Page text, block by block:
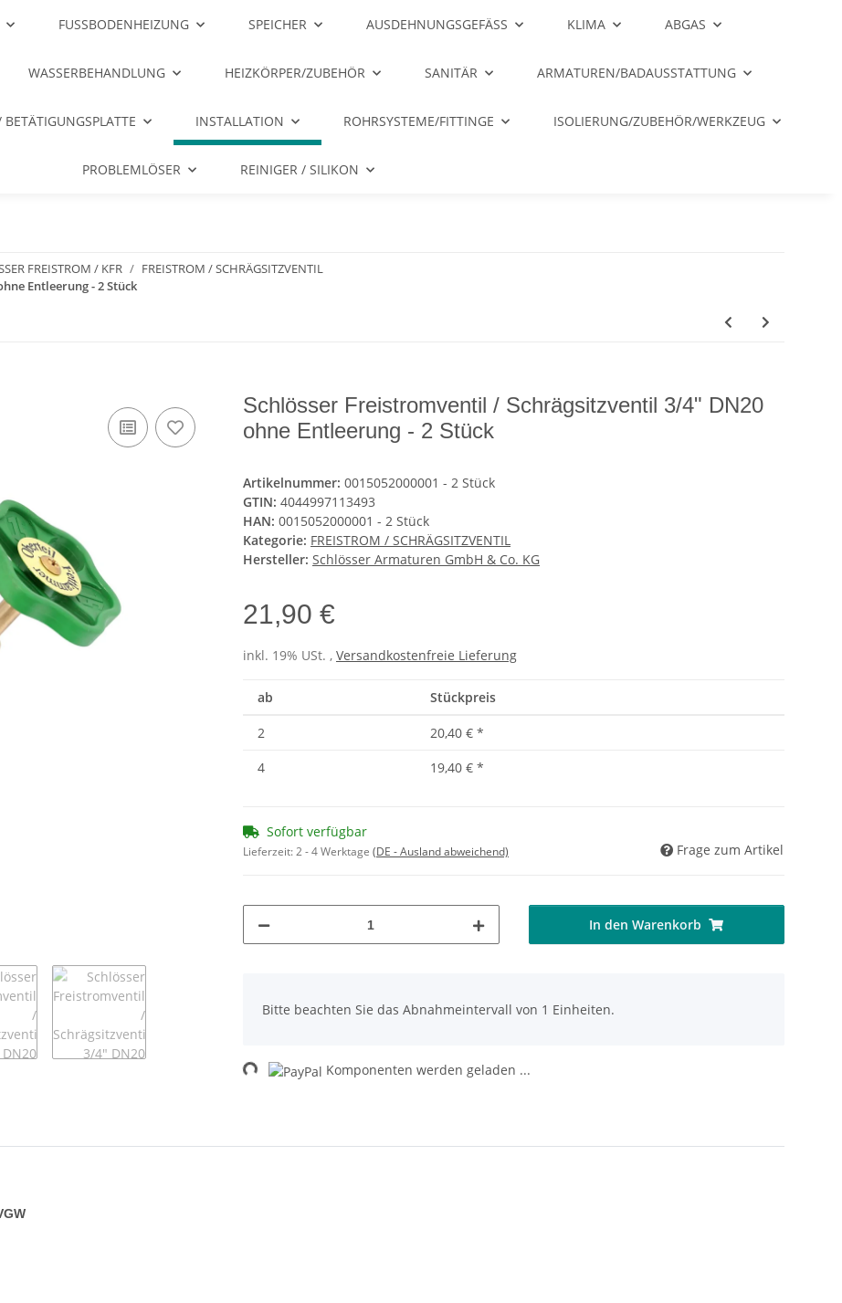
FUSSBODENHEIZUNG SPEICHER AUSDEHNUNGSGEFÄSS KLIMA ABGAS
WASSERBEHANDLUNG HEIZKÖRPER/ZUBEHÖR SANITÄR ARMATUREN/BADAUSSTATTUNG
INSTALLATION ROHRSYSTEME/FITTINGE ISOLIERUNG/ZUBEHÖR/WERKZEUG
PROBLEMLÖSER REINIGER / SILIKON
FREISTROM / KFR
FREISTROM / SCHRÄGSITZVENTIL
Entleerung - 2 Stück
Schlösser Freistromventil / Schrägsitzventil 3/4" DN20
ohne Entleerung - 2 Stück
Artikelnummer: 0015052000001 - 2 Stück
GTIN: 4044997113493
HAN: 0015052000001 - 2 Stück
Kategorie: FREISTROM / SCHRÄGSITZVENTIL
Hersteller: Schlösser Armaturen GmbH & Co. KG
21,90 €
inkl. 19% USt. , Versandkostenfreie Lieferung
ab Stückpreis
2 20,40 € *
4
19,40 € *
Sofort verfügbar
Lieferzeit:2 - 4 Werktage (DE - Ausland abweichend) Frage zum Artikel
In den Warenkorb
Bitte beachten Sie das Abnahmeintervall von 1 Einheiten.
Loading... Komponenten werden geladen ...